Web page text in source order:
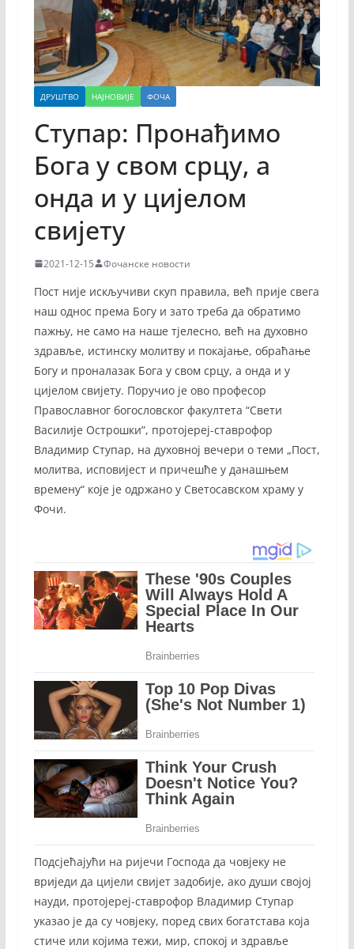
ДРУШТВО НАЈНОВИЈЕ ФОЧА
Ступар: Пронађимо
Бога у свом срцу, а
онда и у цијелом
свијету
2021-12-15 Фочанске новости
Пост није искључиви скуп правила, већ прије свега
наш однос према Богу и зато треба да обратимо
пажњу, не само на наше тјелесно, већ на духовно
здравље, истинску молитву и покајање, обраћање
Богу и проналазак Бога у свом срцу, а онда и у
цијелом свијету. Поручио је ово професор
Православног богословског факултета “Свети
Василије Острошки”, протојереј-ставрофор
Владимир Ступар, на духовној вечери о теми „Пост,
молитва, исповијест и причешће у данашњем
времену“ које је одржано у Светосавском храму у
Фочи.
Подсјећајући на ријечи Господа да човјеку не
вриједи да цијели свијет задобије, ако души својој
науди, протојереј-ставрофор Владимир Ступар
указао је да су човјеку, поред свих богатстава која
стиче или којима тежи, мир, спокој и здравље